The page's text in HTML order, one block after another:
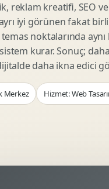
Webgl Deneyim
AI Gorsel Konsept
No Code Prototip
Veri Gorsellestirme
reklam kreatifi, SEO
iyi görünen fakat
noktalarında
kurar. Sonuç;
daha ikna edici
Merkez Hizmet: Web